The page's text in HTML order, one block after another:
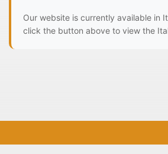
Our website is currently available in
click the button above to view the